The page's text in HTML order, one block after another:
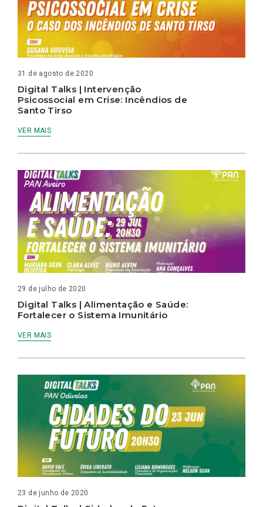
31 de agosto de 2020
Digital Talks | Intervenção
Psicossocial em Crise: Incêndios de
Santo Tirso
VER MAIS
29 de julho de 2020
Digital Talks | Alimentação e Saúde:
Fortalecer o Sistema Imunitário
VER MAIS
23 de junho de 2020